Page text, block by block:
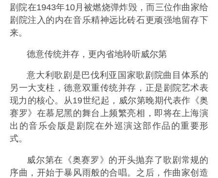
剧院在1943年10月被燃烧弹炸毁，而三位作曲家给
剧院注入的内在音乐精神远比砖石更顽强地留存下
来。
德意传统并存，更内省地聆听威尔第
意大利歌剧是巴伐利亚国家歌剧院曲目体系的
另一大支柱，德意双重传统并存，正是剧院艺术表
现力的核心。从19世纪起，威尔第晚期代表作《奥
赛罗》在慕尼黑的舞台上频繁亮相，即将在上海演
出的音乐会版是剧院在外巡演这部作品的重要形
式。
威尔第在《奥赛罗》的开头抛弃了歌剧常规的
序曲，开始于暴风雨般的合唱。之后，作曲家创造